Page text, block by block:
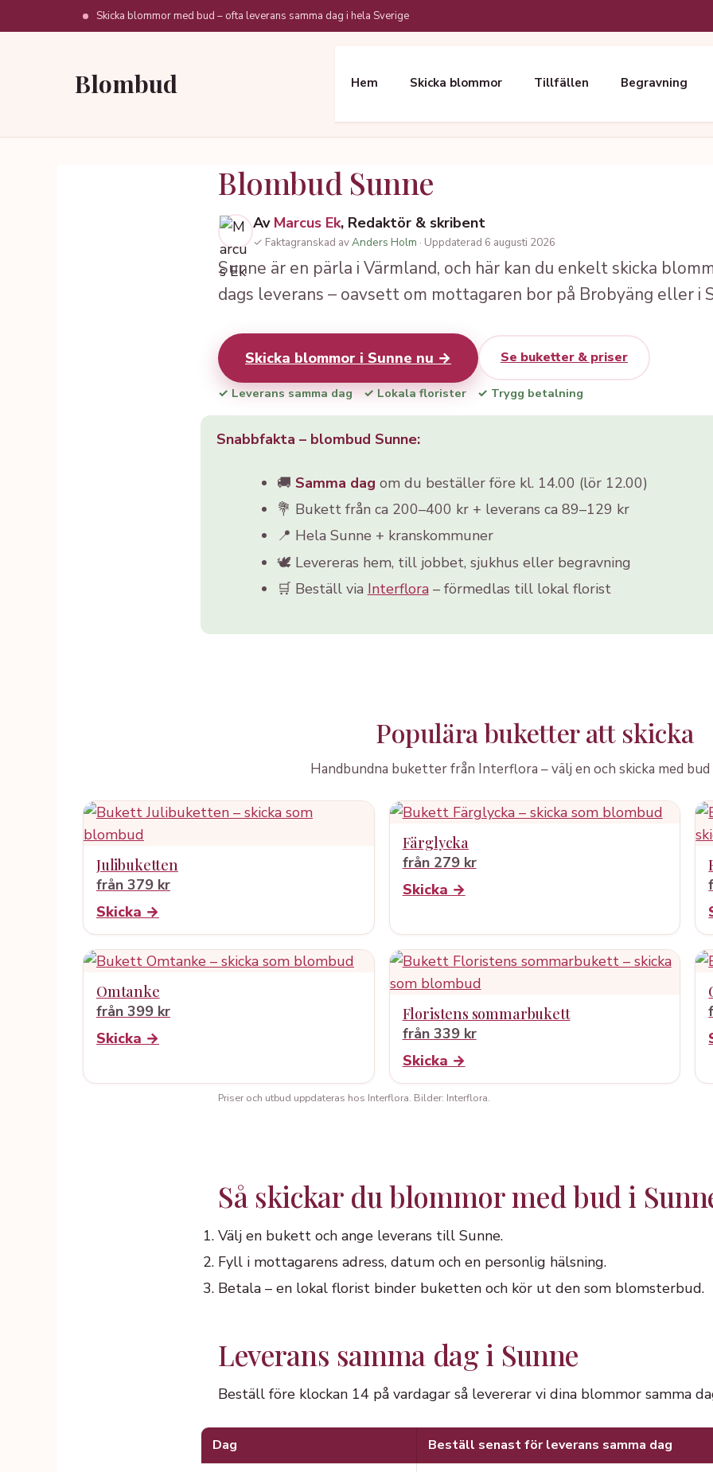
till
Skicka blommor med bud – ofta leverans samma dag i hela Sverige
Blombud Hem Skicka blommor Tillfällen Begravning
Blombud Sunne
Av Marcus Ek, Redaktör & skribent
✓ Faktagranskad avAnders Holm · Uppdaterad 6 augusti 2026
Sunne är en pärla i Värmland, och här kan du enkelt skicka
dags leverans – oavsett om mottagaren bor på Brobyäng eller i
Skicka blommor i Sunne nu → Se buketter & priser
✓ Leverans samma dag ✓ Lokala florister ✓ Trygg betalning
Snabbfakta – blombud Sunne:
🚚 Samma dag om du beställer före kl. 14.00 (lör 12.00)
💐 Bukett från ca 200–400 kr + leverans ca 89–129 kr
📍 Hela Sunne + kranskommuner
🕊️ Levereras hem, till jobbet, sjukhus eller begravning
🛒 Beställ via Interflora– förmedlas till lokal florist
Populära buketter att skicka
Handbundna buketter från Interflora – välj en och skicka med bud
Julibuketten
från 379 kr
Skicka →
Färglycka
från 279 kr
Skicka →
Omtanke
från 399 kr
Skicka →
Floristens sommarbukett
från 339 kr
Skicka →
Priser och utbud uppdateras hos Interflora. Bilder: Interflora.
Så skickar du blommor med bud i
Välj en bukett och ange leverans till Sunne.
Fyll i mottagarens adress, datum och en personlig hälsning.
Betala – en lokal florist binder buketten och kör ut den som blomsterbud.
Leverans samma dag i Sunne
Beställ före klockan 14 på vardagar så levererar vi dina blommor samma
Dag Beställ senast för leverans samma dag